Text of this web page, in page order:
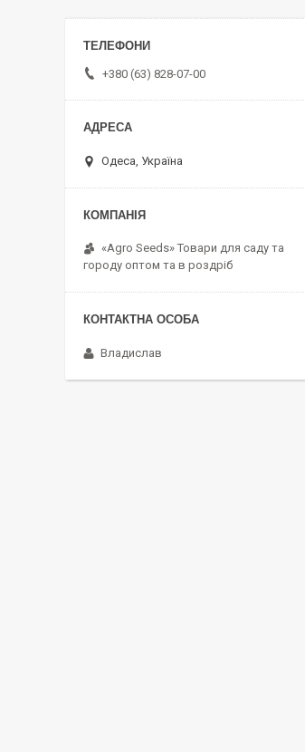
+380 (63) 828-07-00
Одеса, Україна
«Agro Seeds» Товари для саду та
городу оптом та в роздріб
Владислав